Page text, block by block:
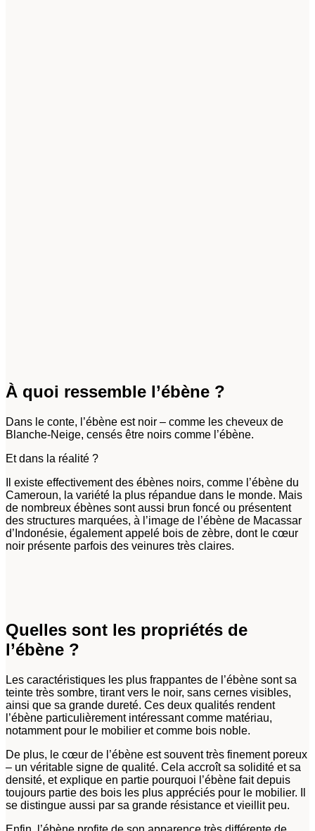
À quoi ressemble l’ébène ?
Dans le conte, l’ébène est noir – comme les cheveux de
Blanche-Neige, censés être noirs comme l’ébène.
Et dans la réalité ?
Il existe effectivement des ébènes noirs, comme l’ébène du
Cameroun, la variété la plus répandue dans le monde. Mais
de nombreux ébènes sont aussi brun foncé ou présentent
des structures marquées, à l’image de l’ébène de Macassar
d’Indonésie, également appelé bois de zèbre, dont le cœur
noir présente parfois des veinures très claires.
Quelles sont les propriétés de
l’ébène ?
Les caractéristiques les plus frappantes de l’ébène sont sa
teinte très sombre, tirant vers le noir, sans cernes visibles,
ainsi que sa grande dureté. Ces deux qualités rendent
l’ébène particulièrement intéressant comme matériau,
notamment pour le mobilier et comme bois noble.
De plus, le cœur de l’ébène est souvent très finement poreux
– un véritable signe de qualité. Cela accroît sa solidité et sa
densité, et explique en partie pourquoi l’ébène fait depuis
toujours partie des bois les plus appréciés pour le mobilier. Il
se distingue aussi par sa grande résistance et vieillit peu.